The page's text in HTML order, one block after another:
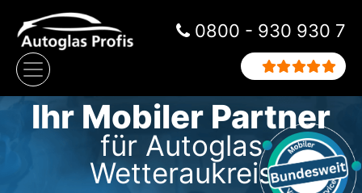
Zum Inhalt springen
Hauptnavigation
0800 - 930 930 7
Ihr Mobiler Partner
für Autoglas
Wetteraukreis